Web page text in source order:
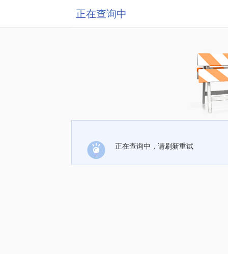
正在查询中
正在查询中，请刷新重试